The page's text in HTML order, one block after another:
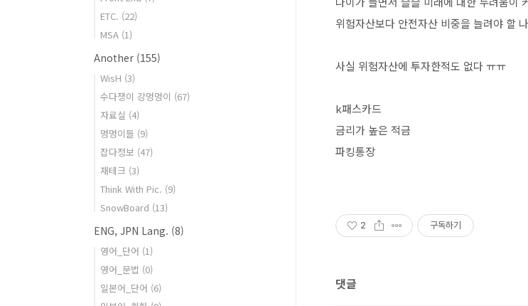
위험자산보다 안전자산 비중을 늘려야 할
사실 위험자산에 투자한적도 없다 ㅠㅠ
k패스카드
금리가 높은 적금
파킹통장
2 구독하기
댓글
ETC. (22)
MSA (1)
Another (155)
WisH (3)
수다쟁이 강멍멍이 (67)
자료실 (4)
멍멍이들 (9)
잡다정보 (47)
재테크 (3)
Think With Pic. (9)
SnowBoard (13)
ENG, JPN Lang. (8)
영어_단어 (1)
영어_문법 (0)
일본어_단어 (6)